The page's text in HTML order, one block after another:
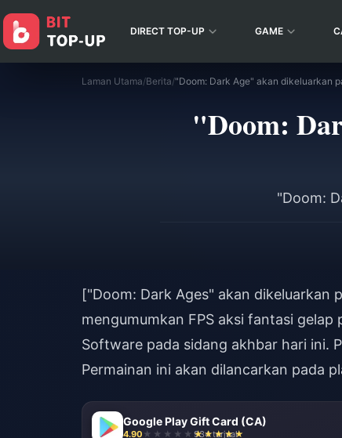
DIRECT TOP-UP GAME
Laman Utama/Berita/
"Doom:
"Doom:
["Doom: Dark Ages" akan dikeluarkan
mengumumkan FPS aksi fantasi
Software pada sidang akhbar hari ini.
Permainan ini akan dilancarkan pada
Google Play Gift Card (CA)
4.90 934 terjual